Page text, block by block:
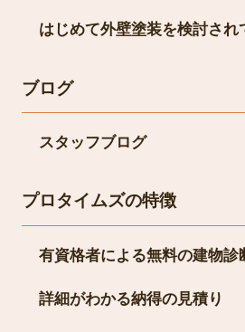
はじめて外壁塗装を検討され
ブログ
スタッフブログ
プロタイムズの特徴
有資格者による無料の建物診
詳細がわかる納得の見積り